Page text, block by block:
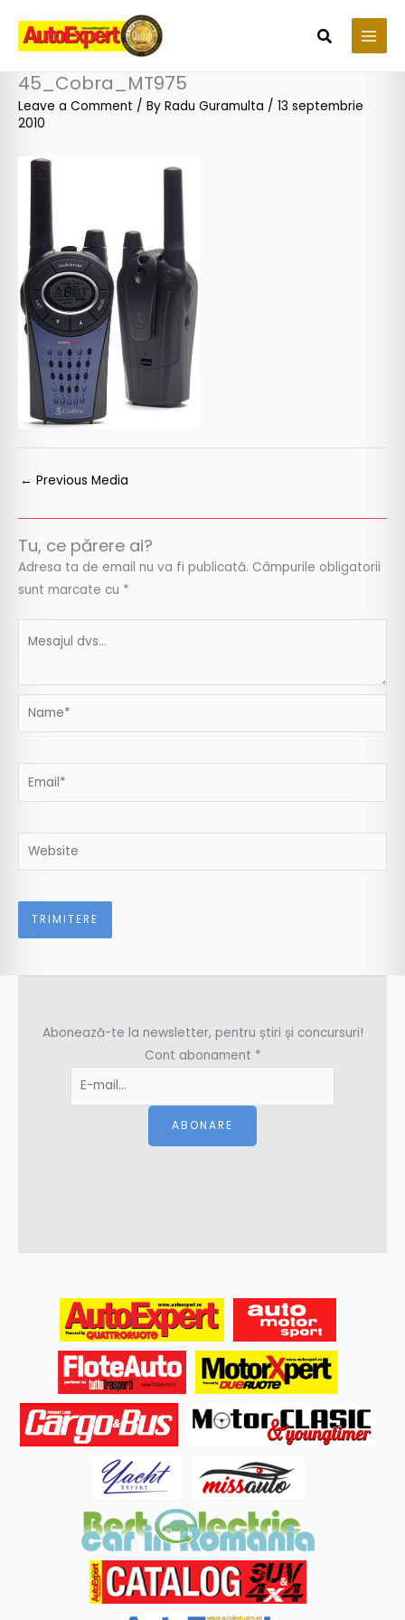
content
Search
45_Cobra_MT975
Leave a Comment / By Radu Guramulta / 13 septembrie
2010
← Previous Media
Tu, ce părere ai?
Adresa ta de email nu va fi publicată. Câmpurile obligatorii
sunt marcate cu *
Name*
Email*
Website
Abonează-te la newsletter, pentru știri și concursuri!
Cont abonament *
ABONARE